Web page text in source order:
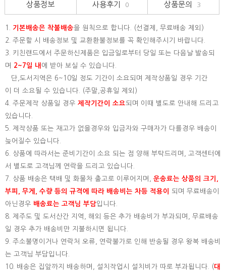
상품정보 사용후기 0 상품문의 3
1. 기본배송은 착불배송을 원칙으로 합니다. (선결제, 무료배송 제외)
2. 주문할 시 배송정보 및 교환환불정보를 꼭 확인해주시기 바랍니다.
3. 키친랜드에서 주문하신제품은 입금일로부터 당일 또는 다음날 발송되
며
2~7일 내 에 받아 보실 수 있습니다.
단,도서지역은 6~10일 정도 기간이 소요되며 제작상품일 경우 기간
이 더 소요될 수 있습니다. (주말,공휴일 제외)
4. 주문제작 상품일 경우 제작기간이 소요되며 이때 별도로 안내해 드리고
있습니다.
5. 제작상품 또는 재고가 없을경우와 입금자와 구매자가 다를경우 배송이
늦어질수 있습니다.
6. 상품에 따라서는 준비기간이 소요 되는 점 양해 부탁드리며, 고객센터에
서 별도로 고객님께 연락을 드리고 있습니다.
7. 상품 배송은 택배 및 화물차 출고로 이루어지며, 운송료는 상품의 크기,
부피, 무게, 수량 등의 규격에 따라 배송비는 차등 적용이
되며 무료배송이
아닌경우 배송료는 고객님 부담입니다.
8. 제주도 및 도서산간 지역, 해외 등은 추가 배송비가 부과되며, 무료배송
일 경우 추가 배송비만 지불하시면 됩니다.
9. 주소불명이거나 연락처 오류, 연락불가로 인해 반송될 경우 왕복 배송비
는 고객님 부담입니다.
10. 배송은 집앞까지 배송하며, 설치작업시 설치비가 따로 부과됩니다. (대